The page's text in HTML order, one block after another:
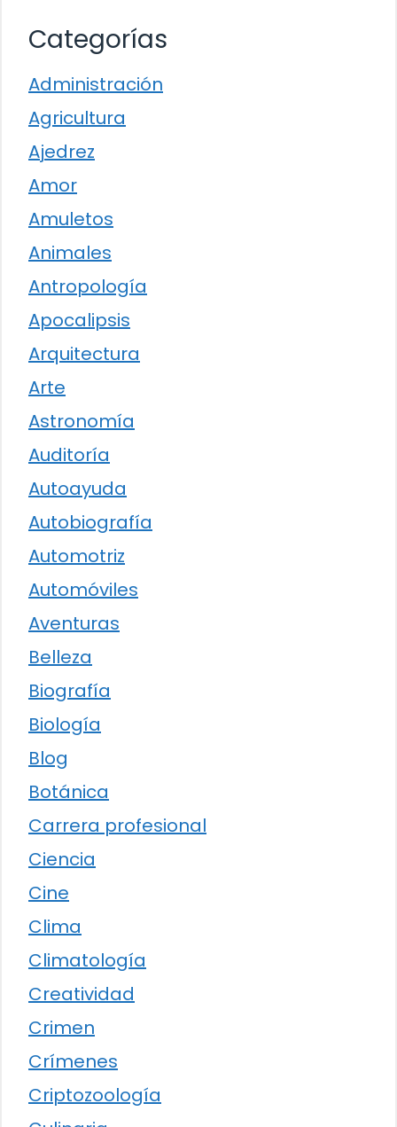
Categorías
Administración
Agricultura
Ajedrez
Amor
Amuletos
Animales
Antropología
Apocalipsis
Arquitectura
Arte
Astronomía
Auditoría
Autoayuda
Autobiografía
Automotriz
Automóviles
Aventuras
Belleza
Biografía
Biología
Blog
Botánica
Carrera profesional
Ciencia
Cine
Clima
Climatología
Creatividad
Crimen
Crímenes
Criptozoología